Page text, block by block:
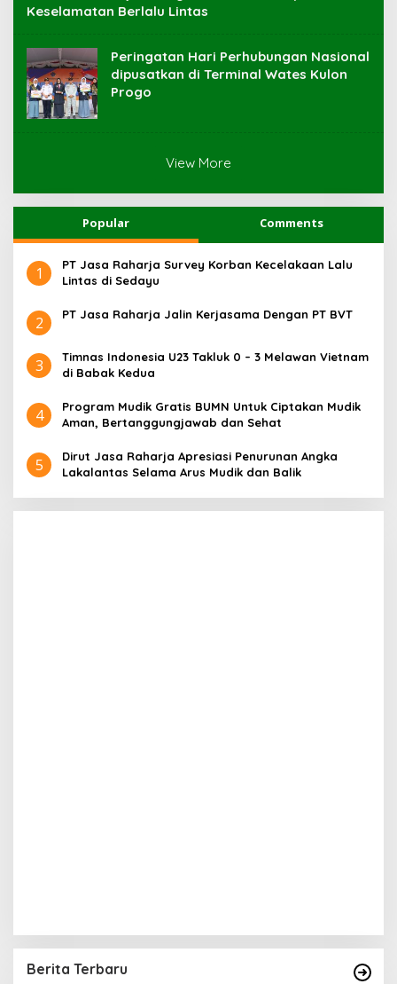
Keselamatan Berlalu Lintas
Peringatan Hari Perhubungan Nasional
dipusatkan di Terminal Wates Kulon
Progo
View More
Popular Comments
1
PT Jasa Raharja Survey Korban Kecelakaan Lalu
Lintas di Sedayu
2 PT Jasa Raharja Jalin Kerjasama Dengan PT BVT
3
Timnas Indonesia U23 Takluk 0 – 3 Melawan Vietnam
di Babak Kedua
4
Program Mudik Gratis BUMN Untuk Ciptakan Mudik
Aman, Bertanggungjawab dan Sehat
5
Dirut Jasa Raharja Apresiasi Penurunan Angka
Lakalantas Selama Arus Mudik dan Balik
Berita Terbaru